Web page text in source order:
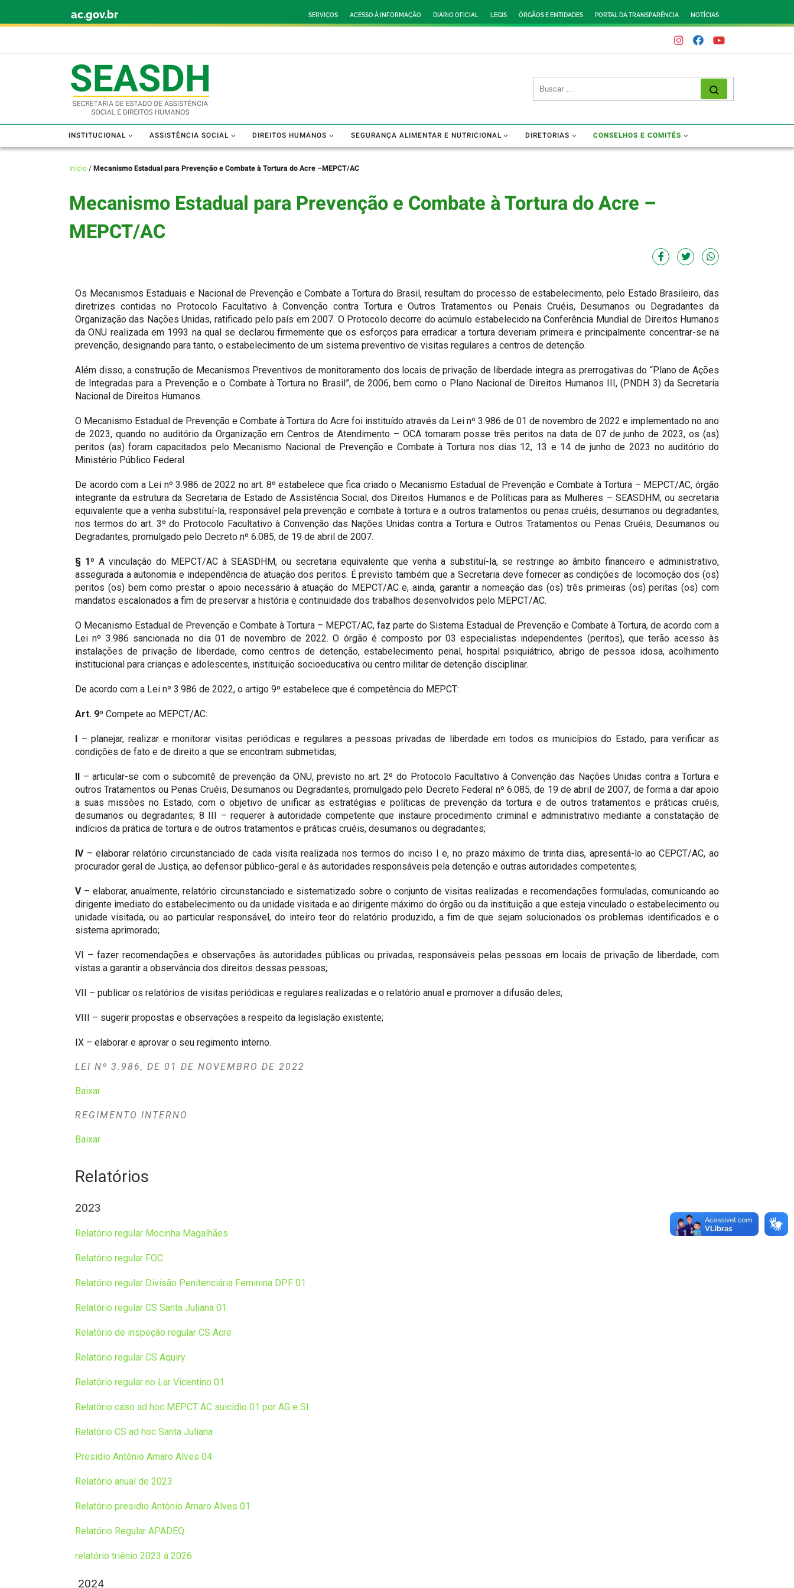
ac.gov.br SERVIÇOS ACESSO À INFORMAÇÃO DIÁRIO OFICIAL LEGIS ÓRGÃOS E ENTIDADES PORTAL DA TRANSPARÊNCIA NOTÍCIAS
INSTITUCIONAL ASSISTÊNCIA SOCIAL DIREITOS HUMANOS SEGURANÇA ALIMENTAR E NUTRICIONAL DIRETORIAS CONSELHOS E COMITÊS
Início/Mecanismo Estadual para Prevenção e Combate à Tortura do Acre –MEPCT/AC
Mecanismo Estadual para Prevenção e Combate à Tortura do Acre –
MEPCT/AC
Os Mecanismos Estaduais e Nacional de Prevenção e Combate a Tortura do Brasil, resultam do processo de estabelecimento, pelo Estado Brasileiro, das
diretrizes contidas no Protocolo Facultativo à Convenção contra Tortura e Outros Tratamentos ou Penais Cruéis, Desumanos ou Degradantes da
Organização das Nações Unidas, ratificado pelo país em 2007. O Protocolo decorre do acúmulo estabelecido na Conferência Mundial de Direitos Humanos
da ONU realizada em 1993 na qual se declarou firmemente que os esforços para erradicar a tortura deveriam primeira e principalmente concentrar-se na
prevenção, designando para tanto, o estabelecimento de um sistema preventivo de visitas regulares a centros de detenção.
Além disso, a construção de Mecanismos Preventivos de monitoramento dos locais de privação de liberdade integra as prerrogativas do “Plano de Ações
de Integradas para a Prevenção e o Combate à Tortura no Brasil”, de 2006, bem como o Plano Nacional de Direitos Humanos III, (PNDH 3) da Secretaria
Nacional de Direitos Humanos.
O Mecanismo Estadual de Prevenção e Combate à Tortura do Acre foi instituído através da Lei nº 3.986 de 01 de novembro de 2022 e implementado no ano
de 2023, quando no auditório da Organização em Centros de Atendimento – OCA tomaram posse três peritos na data de 07 de junho de 2023, os (as)
peritos (as) foram capacitados pelo Mecanismo Nacional de Prevenção e Combate à Tortura nos dias 12, 13 e 14 de junho de 2023 no auditório do
Ministério Público Federal.
De acordo com a Lei nº 3.986 de 2022 no art. 8º estabelece que fica criado o Mecanismo Estadual de Prevenção e Combate à Tortura – MEPCT/AC, órgão
integrante da estrutura da Secretaria de Estado de Assistência Social, dos Direitos Humanos e de Políticas para as Mulheres – SEASDHM, ou secretaria
equivalente que a venha substituí-la, responsável pela prevenção e combate à tortura e a outros tratamentos ou penas cruéis, desumanos ou degradantes,
nos termos do art. 3º do Protocolo Facultativo à Convenção das Nações Unidas contra a Tortura e Outros Tratamentos ou Penas Cruéis, Desumanos ou
Degradantes, promulgado pelo Decreto nº 6.085, de 19 de abril de 2007.
§ 1º A vinculação do MEPCT/AC à SEASDHM, ou secretaria equivalente que venha a substituí-la, se restringe ao âmbito financeiro e administrativo,
assegurada a autonomia e independência de atuação dos peritos. É previsto também que a Secretaria deve fornecer as condições de locomoção dos (os)
peritos (os) bem como prestar o apoio necessário à atuação do MEPCT/AC e, ainda, garantir a nomeação das (os) três primeiras (os) peritas (os) com
mandatos escalonados a fim de preservar a história e continuidade dos trabalhos desenvolvidos pelo MEPCT/AC.
O Mecanismo Estadual de Prevenção e Combate à Tortura – MEPCT/AC, faz parte do Sistema Estadual de Prevenção e Combate à Tortura, de acordo com a
Lei nº 3.986 sancionada no dia 01 de novembro de 2022. O órgão é composto por 03 especialistas independentes (peritos), que terão acesso às
instalações de privação de liberdade, como centros de detenção, estabelecimento penal, hospital psiquiátrico, abrigo de pessoa idosa, acolhimento
institucional para crianças e adolescentes, instituição socioeducativa ou centro militar de detenção disciplinar.
De acordo com a Lei nº 3.986 de 2022, o artigo 9º estabelece que é competência do MEPCT:
Art. 9º Compete ao MEPCT/AC:
– planejar, realizar e monitorar visitas periódicas e regulares a pessoas privadas de liberdade em todos os municípios do Estado, para verificar as
condições de fato e de direito a que se encontram submetidas;
– articular-se com o subcomitê de prevenção da ONU, previsto no art. 2º do Protocolo Facultativo à Convenção das Nações Unidas contra a Tortura e
outros Tratamentos ou Penas Cruéis, Desumanos ou Degradantes, promulgado pelo Decreto Federal nº 6.085, de 19 de abril de 2007, de forma a dar apoio
a suas missões no Estado, com o objetivo de unificar as estratégias e políticas de prevenção da tortura e de outros tratamentos e práticas cruéis,
desumanos ou degradantes; 8 III – requerer à autoridade competente que instaure procedimento criminal e administrativo mediante a constatação de
indícios da prática de tortura e de outros tratamentos e práticas cruéis, desumanos ou degradantes;
IV– elaborar relatório circunstanciado de cada visita realizada nos termos do inciso I e, no prazo máximo de trinta dias, apresentá-lo ao CEPCT/AC, ao
procurador geral de Justiça, ao defensor público-geral e às autoridades responsáveis pela detenção e outras autoridades competentes;
V – elaborar, anualmente, relatório circunstanciado e sistematizado sobre o conjunto de visitas realizadas e recomendações formuladas, comunicando ao
dirigente imediato do estabelecimento ou da unidade visitada e ao dirigente máximo do órgão ou da instituição a que esteja vinculado o estabelecimento ou
unidade visitada, ou ao particular responsável, do inteiro teor do relatório produzido, a fim de que sejam solucionados os problemas identificados e o
sistema aprimorado;
VI – fazer recomendações e observações às autoridades públicas ou privadas, responsáveis pelas pessoas em locais de privação de liberdade, com
vistas a garantir a observância dos direitos dessas pessoas;
VII – publicar os relatórios de visitas periódicas e regulares realizadas e o relatório anual e promover a difusão deles;
VIII – sugerir propostas e observações a respeito da legislação existente;
IX – elaborar e aprovar o seu regimento interno.
LEI Nº 3.986, DE 01 DE NOVEMBRO DE 2022
Baixar
REGIMENTO INTERNO
Baixar
Relatórios
2023
Relatório regular Mocinha Magalhães
Relatório regular FOC
Relatório regular Divisão Penitenciária Feminina DPF 01
Relatório regular CS Santa Juliana 01
Relatório de inspeção regular CS Acre
Relatório regular CS Aquiry
Relatório regular no Lar Vicentino 01
Relatório caso ad hoc MEPCT AC suicídio 01 por AG e SI
Relatório CS ad hoc Santa Juliana
Presidio Antônio Amaro Alves 04
Relatório anual de 2023
Relatório presidio Antônio Amaro Alves 01
Relatório Regular APADEQ
relatório triênio 2023 á 2026
2024